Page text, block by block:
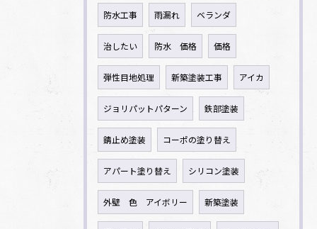
防水工事 雨漏れ ベランダ
治したい 防水 価格 価格
弾性目地処理 新築塗装工事 アイカ
ジョリパットパターン 鉄部塗装
錆止め塗装 コーポの塗り替え
アパート塗り替え シリコン塗装
外壁 色 アイボリー 新築塗装